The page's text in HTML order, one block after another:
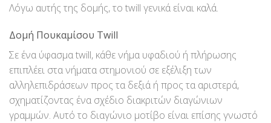
Λόγω αυτής της δομής, το twill γενικά είναι καλά.
Δομή Πουκαμίσου Twill
Σε ένα ύφασμα twill, κάθε νήμα υφαδιού ή πλήρωσης
επιπλέει στα νήματα στημονιού σε εξέλιξη των
αλληλεπιδράσεων προς τα δεξιά ή προς τα αριστερά,
σχηματίζοντας ένα σχέδιο διακριτών διαγώνιων
γραμμών. Αυτό το διαγώνιο μοτίβο είναι επίσης γνωστό